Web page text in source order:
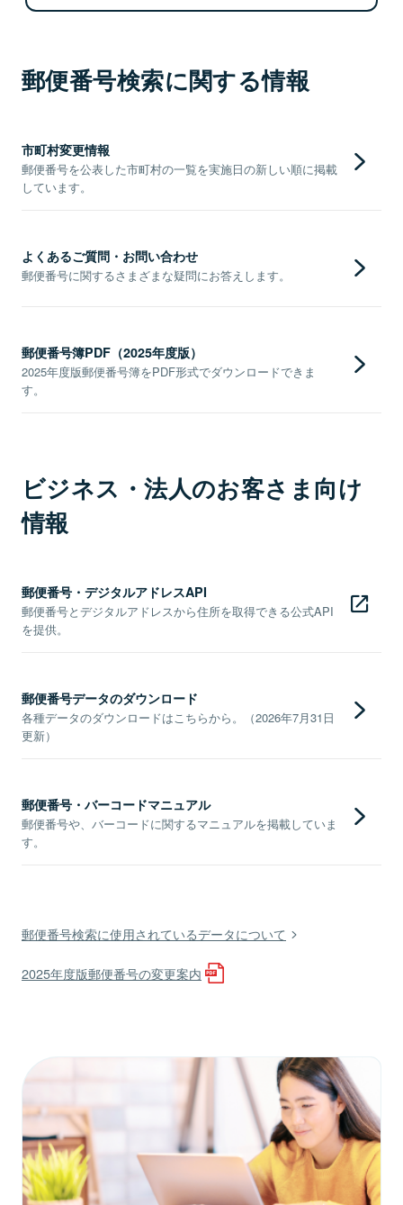
郵便番号検索に関する情報
市町村変更情報
郵便番号を公表した市町村の一覧を実施日の新しい順に掲載
しています。
よくあるご質問・お問い合わせ
郵便番号に関するさまざまな疑問にお答えします。
郵便番号簿PDF（2025年度版）
2025年度版郵便番号簿をPDF形式でダウンロードできま
す。
ビジネス・法人のお客さま向け
情報
郵便番号・デジタルアドレスAPI
郵便番号とデジタルアドレスから住所を取得できる公式API
を提供。
郵便番号データのダウンロード
各種データのダウンロードはこちらから。（2026年7月31日
更新）
郵便番号・バーコードマニュアル
郵便番号や、バーコードに関するマニュアルを掲載していま
す。
郵便番号検索に使用されているデータについて
2025年度版郵便番号の変更案内